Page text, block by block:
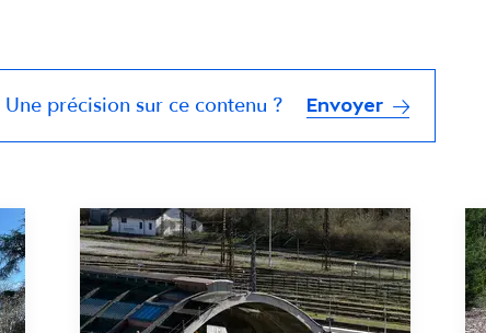
Une précision sur ce contenu ? Envoyer